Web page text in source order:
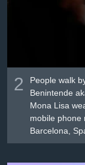
2
People walk
Benintende
Mona Lisa
mobile phone
Barcelona,